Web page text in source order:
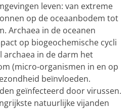
leven: van extreme
op de oceaanbodem tot
Archaea in de oceanen
op biogeochemische cycli
archaea in de darm het
(micro-organismen in en op
beïnvloeden.
geïnfecteerd door virussen.
natuurlijke vijanden